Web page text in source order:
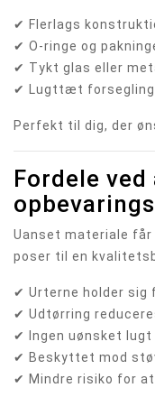
✔ Flerlags
✔ O-ringe og
✔ Tykt glas eller
✔ Lugttæt forsegling
Perfekt til dig, der
Fordele
Uanset materiale
poser til en
✔ Urterne holder sig
✔ Udtørring
✔ Ingen uønsket
✔ Beskyttet mod
✔ Mindre risiko for